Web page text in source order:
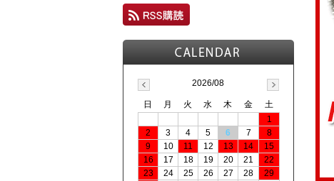
2026/08
日 月 火 水 木 金
土
1
2
3 4 5 6 7
8
9
10 11 12 13 14
15
16
17 18 19 20 21
22
23
24 25 26 27 28
29